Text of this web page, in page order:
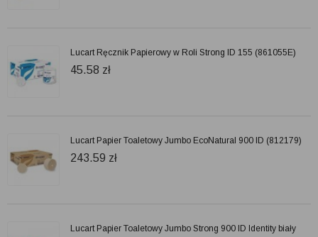
Lucart Ręcznik Papierowy w Roli Strong ID 155 (861055E)
45.58 zł
Lucart Papier Toaletowy Jumbo EcoNatural 900 ID (812179)
243.59 zł
Lucart Papier Toaletowy Jumbo Strong 900 ID Identity biały